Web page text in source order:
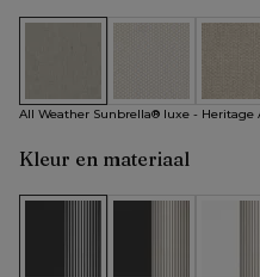
All Weather Sunbrella® luxe
All WeatherAll
All Weather Sunbrella® luxe - Heritage
Kleur en materiaal